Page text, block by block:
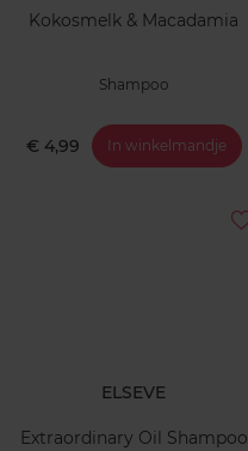
Kokosmelk & Macadamia
Shampoo
€ 4,99 In winkelmandje
ELSEVE
Extraordinary Oil Shampoo